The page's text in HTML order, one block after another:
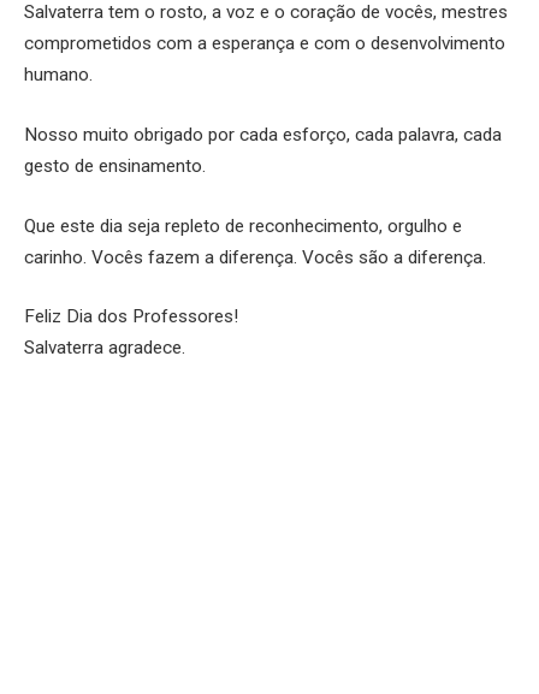
Salvaterra tem o rosto, a voz e o coração de vocês, mestres
comprometidos com a esperança e com o desenvolvimento
humano.
Nosso muito obrigado por cada esforço, cada palavra, cada
gesto de ensinamento.
Que este dia seja repleto de reconhecimento, orgulho e
carinho. Vocês fazem a diferença. Vocês são a diferença.
Feliz Dia dos Professores!
Salvaterra agradece.